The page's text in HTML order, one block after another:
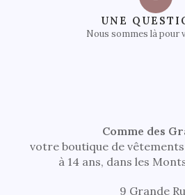
UNE
Nous sommes là pour
Comme des
votre boutique de
à 14 ans, dans les
9 Grande